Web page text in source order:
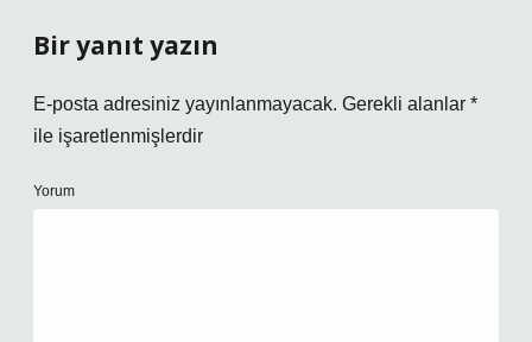
Bir yanıt yazın
E-posta adresiniz yayınlanmayacak. Gerekli alanlar *
ile işaretlenmişlerdir
Yorum